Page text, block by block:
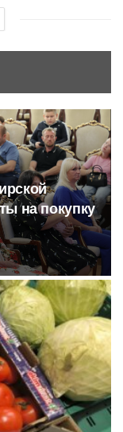
на покупку